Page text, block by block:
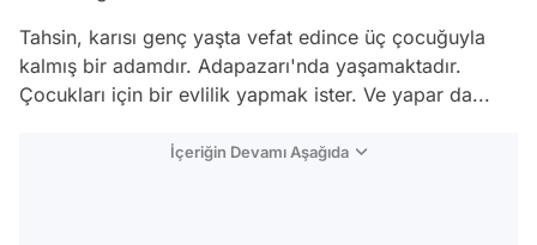
Tahsin, karısı genç yaşta vefat edince üç çocuğuyla
kalmış bir adamdır. Adapazarı'nda yaşamaktadır.
Çocukları için bir evlilik yapmak ister. Ve yapar da...
İçeriğin Devamı Aşağıda